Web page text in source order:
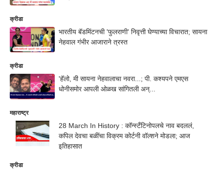
क्रीडा
भारतीय बॅडमिंटनची 'फुलराणी' निवृत्ती घेण्याच्या विचारात; सायना
नेहवाल गंभीर आजाराने त्रस्त
क्रीडा
'हॅलो, मी सायना नेहवालाचा नवरा...; पी. कश्यपने एमएस
धोनीसमोर आपली ओळख सांगितली अन्...
महाराष्ट्र
28 March In History : कॉन्स्टँटिनोपलचे नाव बदललं,
कपिल देवचा बळींचा विक्रम कोर्टनी वॉल्शने मोडला; आज
इतिहासात
क्रीडा